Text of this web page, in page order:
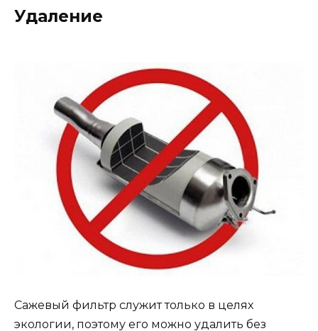
Удаление
Сажевый фильтр служит только в целях
экологии, поэтому его можно удалить без